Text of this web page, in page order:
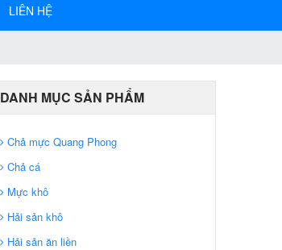
LIÊN HỆ
DANH MỤC SẢN PHẨM
Chả mực Quang Phong
Chả cá
Mực khô
Hải sản khô
Hải sản ăn liền